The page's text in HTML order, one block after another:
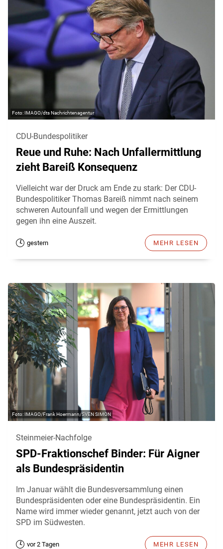
IMAGO/dts Nachrichtenagentur
CDU-Bundespolitiker
Reue und Ruhe: Nach Unfallermittlung
zieht Bareiß Konsequenz
Vielleicht war der Druck am Ende zu stark: Der CDU-
Bundespolitiker Thomas Bareiß nimmt nach seinem
schweren Autounfall und wegen der Ermittlungen
gegen ihn eine Auszeit.
gestern MEHR LESEN
IMAGO/Frank Hoermann/SVEN SIMON
Steinmeier-Nachfolge
SPD-Fraktionschef Binder: Für Aigner
als Bundespräsidentin
Im Januar wählt die Bundesversammlung einen
Bundespräsidenten oder eine Bundespräsidentin. Ein
Name wird immer wieder genannt, jetzt auch von der
SPD im Südwesten.
vor 2 Tagen MEHR LESEN